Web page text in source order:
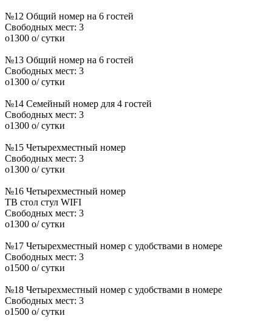
№12 Общий номер на 6 гостей
Свободных мест: 3
o1300 o/ сутки
№13 Общий номер на 6 гостей
Свободных мест: 3
o1300 o/ сутки
№14 Семейный номер для 4 гостей
Свободных мест: 3
o1300 o/ сутки
№15 Четырехместный номер
Свободных мест: 3
o1300 o/ сутки
№16 Четырехместный номер
ТВ стол стул WIFI
Свободных мест: 3
o1300 o/ сутки
№17 Четырехместный номер с удобствами в номере
Свободных мест: 3
o1500 o/ сутки
№18 Четырехместный номер с удобствами в номере
Свободных мест: 3
o1500 o/ сутки